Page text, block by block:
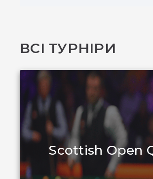
ВСІ ТУРНІРИ
Scottish Open